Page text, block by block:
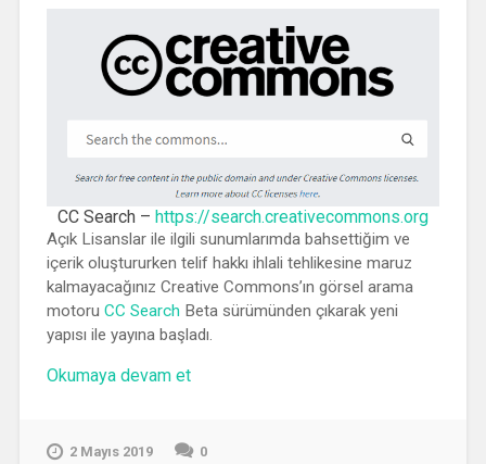
CC Search – https://search.creativecommons.org
Açık Lisanslar ile ilgili sunumlarımda bahsettiğim ve
içerik oluştururken telif hakkı ihlali tehlikesine maruz
kalmayacağınız Creative Commons’ın görsel arama
motoru CC Search Beta sürümünden çıkarak yeni
yapısı ile yayına başladı.
Okumaya devam et“CC
2 Mayıs 2019 0